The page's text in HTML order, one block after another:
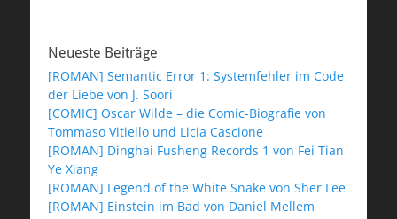
Neueste Beiträge
[ROMAN] Semantic Error 1: Systemfehler im Code
der Liebe von J. Soori
[COMIC] Oscar Wilde – die Comic-Biografie von
Tommaso Vitiello und Licia Cascione
[ROMAN] Dinghai Fusheng Records 1 von Fei Tian
Ye Xiang
[ROMAN] Legend of the White Snake von Sher Lee
[ROMAN] Einstein im Bad von Daniel Mellem